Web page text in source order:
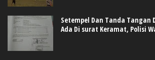
Setempel Dan Tanda Tangan
Ada Di surat Keramat, Polisi